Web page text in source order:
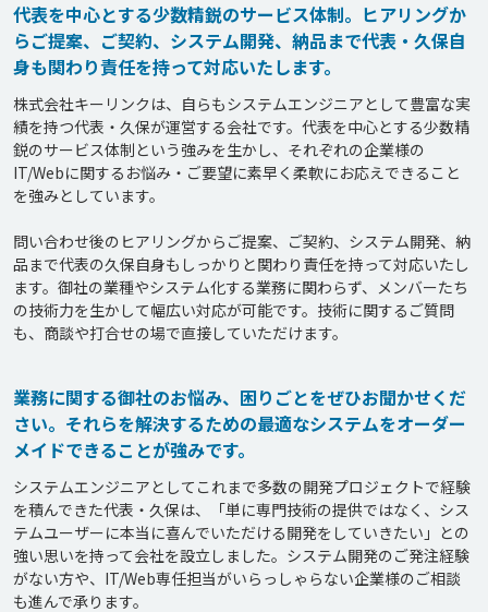
代表を中心とする少数精鋭のサービス体制。ヒアリングか
らご提案、ご契約、システム開発、納品まで代表・久保自
身も関わり責任を持って対応いたします。
株式会社キーリンクは、自らもシステムエンジニアとして豊富な実
績を持つ代表・久保が運営する会社です。代表を中心とする少数精
鋭のサービス体制という強みを生かし、それぞれの企業様の
IT/Webに関するお悩み・ご要望に素早く柔軟にお応えできること
を強みとしています。
問い合わせ後のヒアリングからご提案、ご契約、システム開発、納
品まで代表の久保自身もしっかりと関わり責任を持って対応いたし
ます。御社の業種やシステム化する業務に関わらず、メンバーたち
の技術力を生かして幅広い対応が可能です。技術に関するご質問
も、商談や打合せの場で直接していただけます。
業務に関する御社のお悩み、困りごとをぜひお聞かせくだ
さい。それらを解決するための最適なシステムをオーダー
メイドできることが強みです。
システムエンジニアとしてこれまで多数の開発プロジェクトで経験
を積んできた代表・久保は、「単に専門技術の提供ではなく、シス
テムユーザーに本当に喜んでいただける開発をしていきたい」との
強い思いを持って会社を設立しました。システム開発のご発注経験
がない方や、IT/Web専任担当がいらっしゃらない企業様のご相談
も進んで承ります。